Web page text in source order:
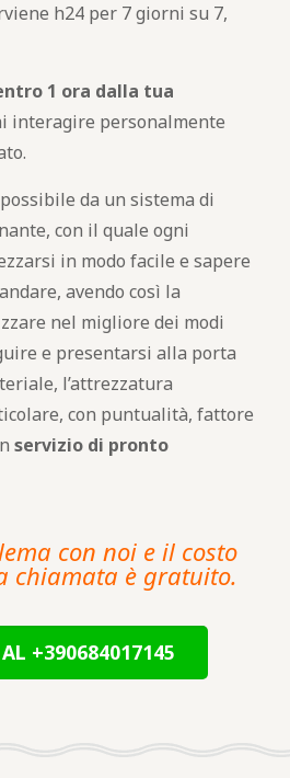
h24 per 7 giorni su 7,
1 ora dalla tua
interagire personalmente
da un sistema di
con il quale ogni
in modo facile e sapere
avendo così la
nel migliore dei modi
e presentarsi alla porta
l’attrezzatura
con puntualità, fattore
servizio di pronto
con noi e il costo
chiamata è gratuito.
+390684017145